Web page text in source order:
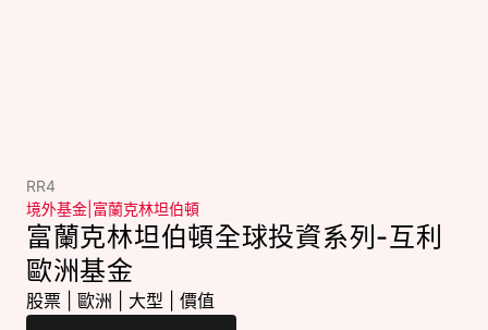
RR4
境外基金 富蘭克林坦伯頓
富蘭克林坦伯頓全球投資系列-互利
歐洲基金
股票 歐洲 大型 價值